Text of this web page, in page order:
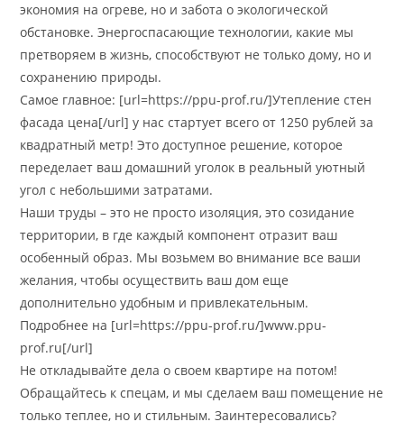
экономия на огреве, но и забота о экологической
обстановке. Энергоспасающие технологии, какие мы
претворяем в жизнь, способствуют не только дому, но и
сохранению природы.
Самое главное: [url=https://ppu-prof.ru/]Утепление стен
фасада цена[/url] у нас стартует всего от 1250 рублей за
квадратный метр! Это доступное решение, которое
переделает ваш домашний уголок в реальный уютный
угол с небольшими затратами.
Наши труды – это не просто изоляция, это созидание
территории, в где каждый компонент отразит ваш
особенный образ. Мы возьмем во внимание все ваши
желания, чтобы осуществить ваш дом еще
дополнительно удобным и привлекательным.
Подробнее на [url=https://ppu-prof.ru/]www.ppu-
prof.ru[/url]
Не откладывайте дела о своем квартире на потом!
Обращайтесь к спецам, и мы сделаем ваш помещение не
только теплее, но и стильным. Заинтересовались?